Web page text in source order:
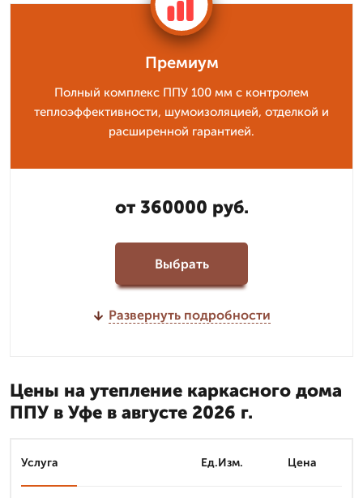
Премиум
Полный комплекс ППУ 100 мм с контролем
теплоэффективности, шумоизоляцией, отделкой и
расширенной гарантией.
от 360000 руб.
Выбрать
Развернуть подробности
Цены на утепление каркасного дома
ППУ в Уфе в августе 2026 г.
Услуга Ед.Изм. Цена